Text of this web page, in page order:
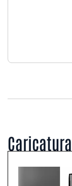
Caricatura